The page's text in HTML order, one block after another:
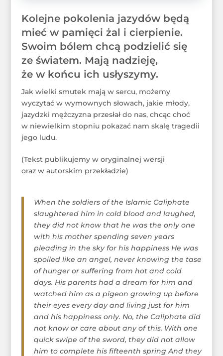
WIĘCEJ
Kolejne pokolenia jazydów będą
mieć w pamięci żal i cierpienie.
Swoim bólem chcą podzielić się
ze światem. Mają nadzieję,
że w końcu ich usłyszymy.
Jak wielki smutek mają w sercu, możemy
wyczytać w wymownych słowach, jakie młody,
jazydzki mężczyzna przesłał do nas, chcąc choć
w niewielkim stopniu pokazać nam skalę tragedii
jego ludu.
(Tekst publikujemy w oryginalnej wersji
oraz w autorskim przekładzie)
When the soldiers of the Islamic Caliphate
slaughtered him in cold blood and laughed,
they did not know that he was the only one
with his mother spending seven years
pleading in the sky for his happiness He was
spoiled like an angel, never knowing the tase
of hunger or suffering from hot and cold
days. His parents had a dream for him and
watched him as a pigeon growing up before
their eyes every day and living just for him
and his happiness only. No, the Caliphate did
not know or care about any of this. With one
quick swipe of the sword, they did not allow
him to complete his fifteenth spring And they